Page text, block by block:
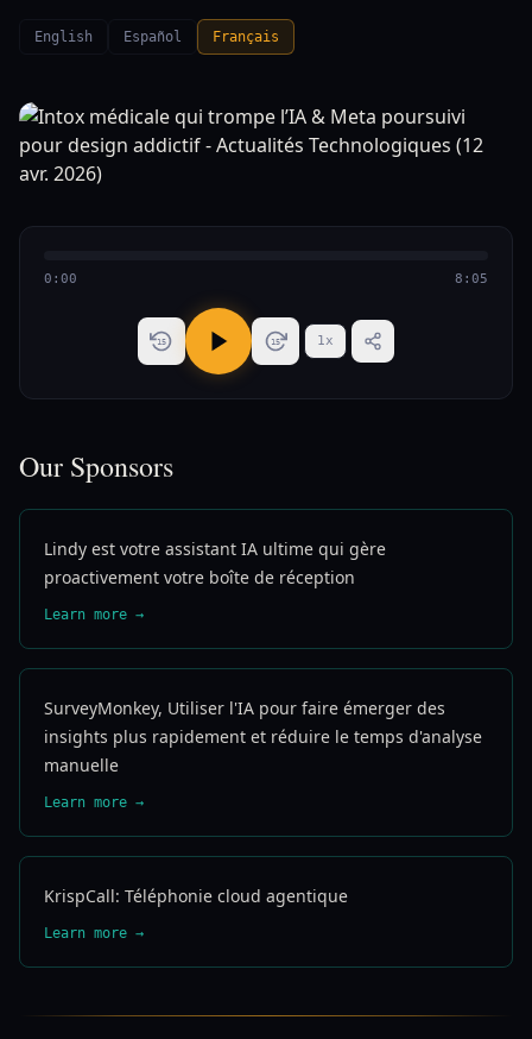
English Español Français
0:00 8:05
15 15 1x
Our Sponsors
Lindy est votre assistant IA ultime qui gère
proactivement votre boîte de réception
Learn more →
SurveyMonkey, Utiliser l'IA pour faire émerger des
insights plus rapidement et réduire le temps d'analyse
manuelle
Learn more →
KrispCall: Téléphonie cloud agentique
Learn more →